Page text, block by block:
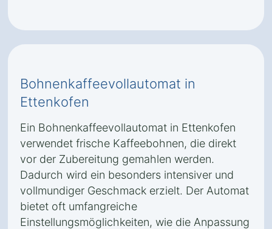
Bohnenkaffeevollautomat in
Ettenkofen
Ein Bohnenkaffeevollautomat in Ettenkofen
verwendet frische Kaffeebohnen, die direkt
vor der Zubereitung gemahlen werden.
Dadurch wird ein besonders intensiver und
vollmundiger Geschmack erzielt. Der Automat
bietet oft umfangreiche
Einstellungsmöglichkeiten, wie die Anpassung